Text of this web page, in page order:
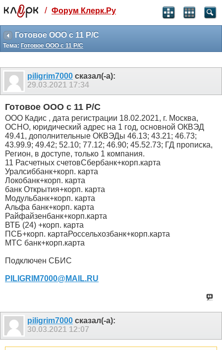
Святые угодники, Клерк без рекламы
прекрасен:)
месяц
3 месяца
259
₽
-10%
499 ₽
-15%
Отмена Оплатить
/ Форум Клерк.Ру
Готовое ООО с 11 Р/С
Тема: Готовое ООО с 11 Р/С
piligrim7000 сказал(-а):
29.03.2021 17:34
Готовое ООО с 11 Р/С
ООО Кадис , дата регистрации 18.02.2021, г. Москва,
ОСНО, юридический адрес на 1 год, основной ОКВЭД
49.41, дополнительные ОКВЭДы 46.13; 43.21; 46.73;
43.99.9; 49.42; 52.10; 77.12; 46.90; 45.52.73; ГД прописка,
Регион, в доступе, только 1 компания.
11 Расчетных счетовСбербанк+корп.карта
Уралсиббанк+корп. карта
Локобанк+корп. карта
банк Открытия+корп. карта
Модульбанк+корп. карта
Альфа банк+корп. карта
Райфайзенбанк+корп.карта
ВТБ (24) +корп. карта
ПСБ+корп. картаРоссельхозбанк+корп.карта
МТС банк+корп.карта
Подключен СБИС
PILIGRIM7000@MAIL.RU
piligrim7000 сказал(-а):
30.03.2021 12:07